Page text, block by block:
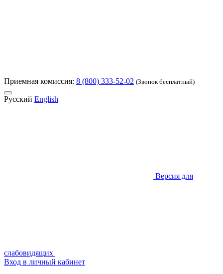
Приемная комиссия: 8 (800) 333-52-02 (Звонок бесплатный)
Русский English
Версия для
слабовидящих
Вход в личный кабинет